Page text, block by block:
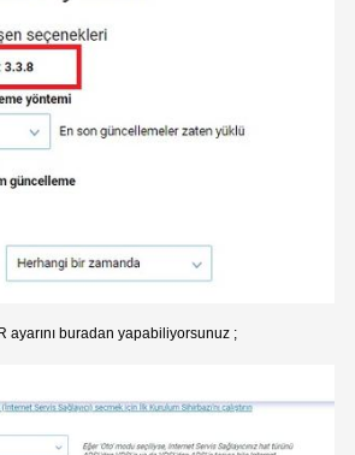
ayarını buradan yapabiliyorsunuz ;